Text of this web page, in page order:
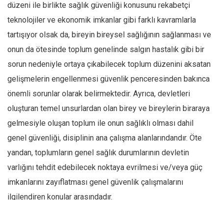
düzeni ile birlikte sağlık güvenliği konusunu rekabetçi
teknolojiler ve ekonomik imkanlar gibi farklı kavramlarla
tartışıyor olsak da, bireyin bireysel sağlığının sağlanması ve
onun da ötesinde toplum genelinde salgın hastalık gibi bir
sorun nedeniyle ortaya çıkabilecek toplum düzenini aksatan
gelişmelerin engellenmesi güvenlik penceresinden bakınca
önemli sorunlar olarak belirmektedir. Ayrıca, devletleri
oluşturan temel unsurlardan olan birey ve bireylerin biraraya
gelmesiyle oluşan toplum ile onun sağlıklı olması dahil
genel güvenliği, disiplinin ana çalışma alanlarındandır. Öte
yandan, toplumların genel sağlık durumlarının devletin
varlığını tehdit edebilecek noktaya evrilmesi ve/veya güç
imkanlarını zayıflatması genel güvenlik çalışmalarını
ilgilendiren konular arasındadır.